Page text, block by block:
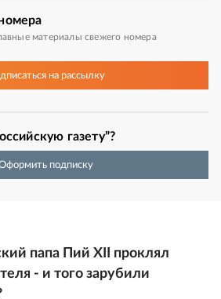
материалы свежего номера
на рассылку
газету”?
подписку
папа Пий XII проклял
- и того зарубили